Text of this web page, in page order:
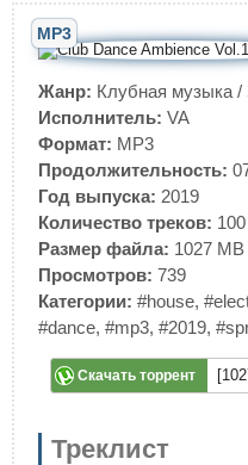
MP3
Жанр: Клубная музыка /
Исполнитель: VA
Формат: MP3
Продолжительность:
Год выпуска: 2019
Количество треков: 100
Размер файла: 1027 MB
Просмотров: 739
Категории: #house,
#dance, #mp3, #2019,
Скачать торрент
Треклист